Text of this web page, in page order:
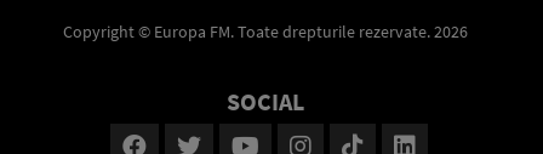
Copyright © Europa FM. Toate drepturile rezervate. 2026
SOCIAL